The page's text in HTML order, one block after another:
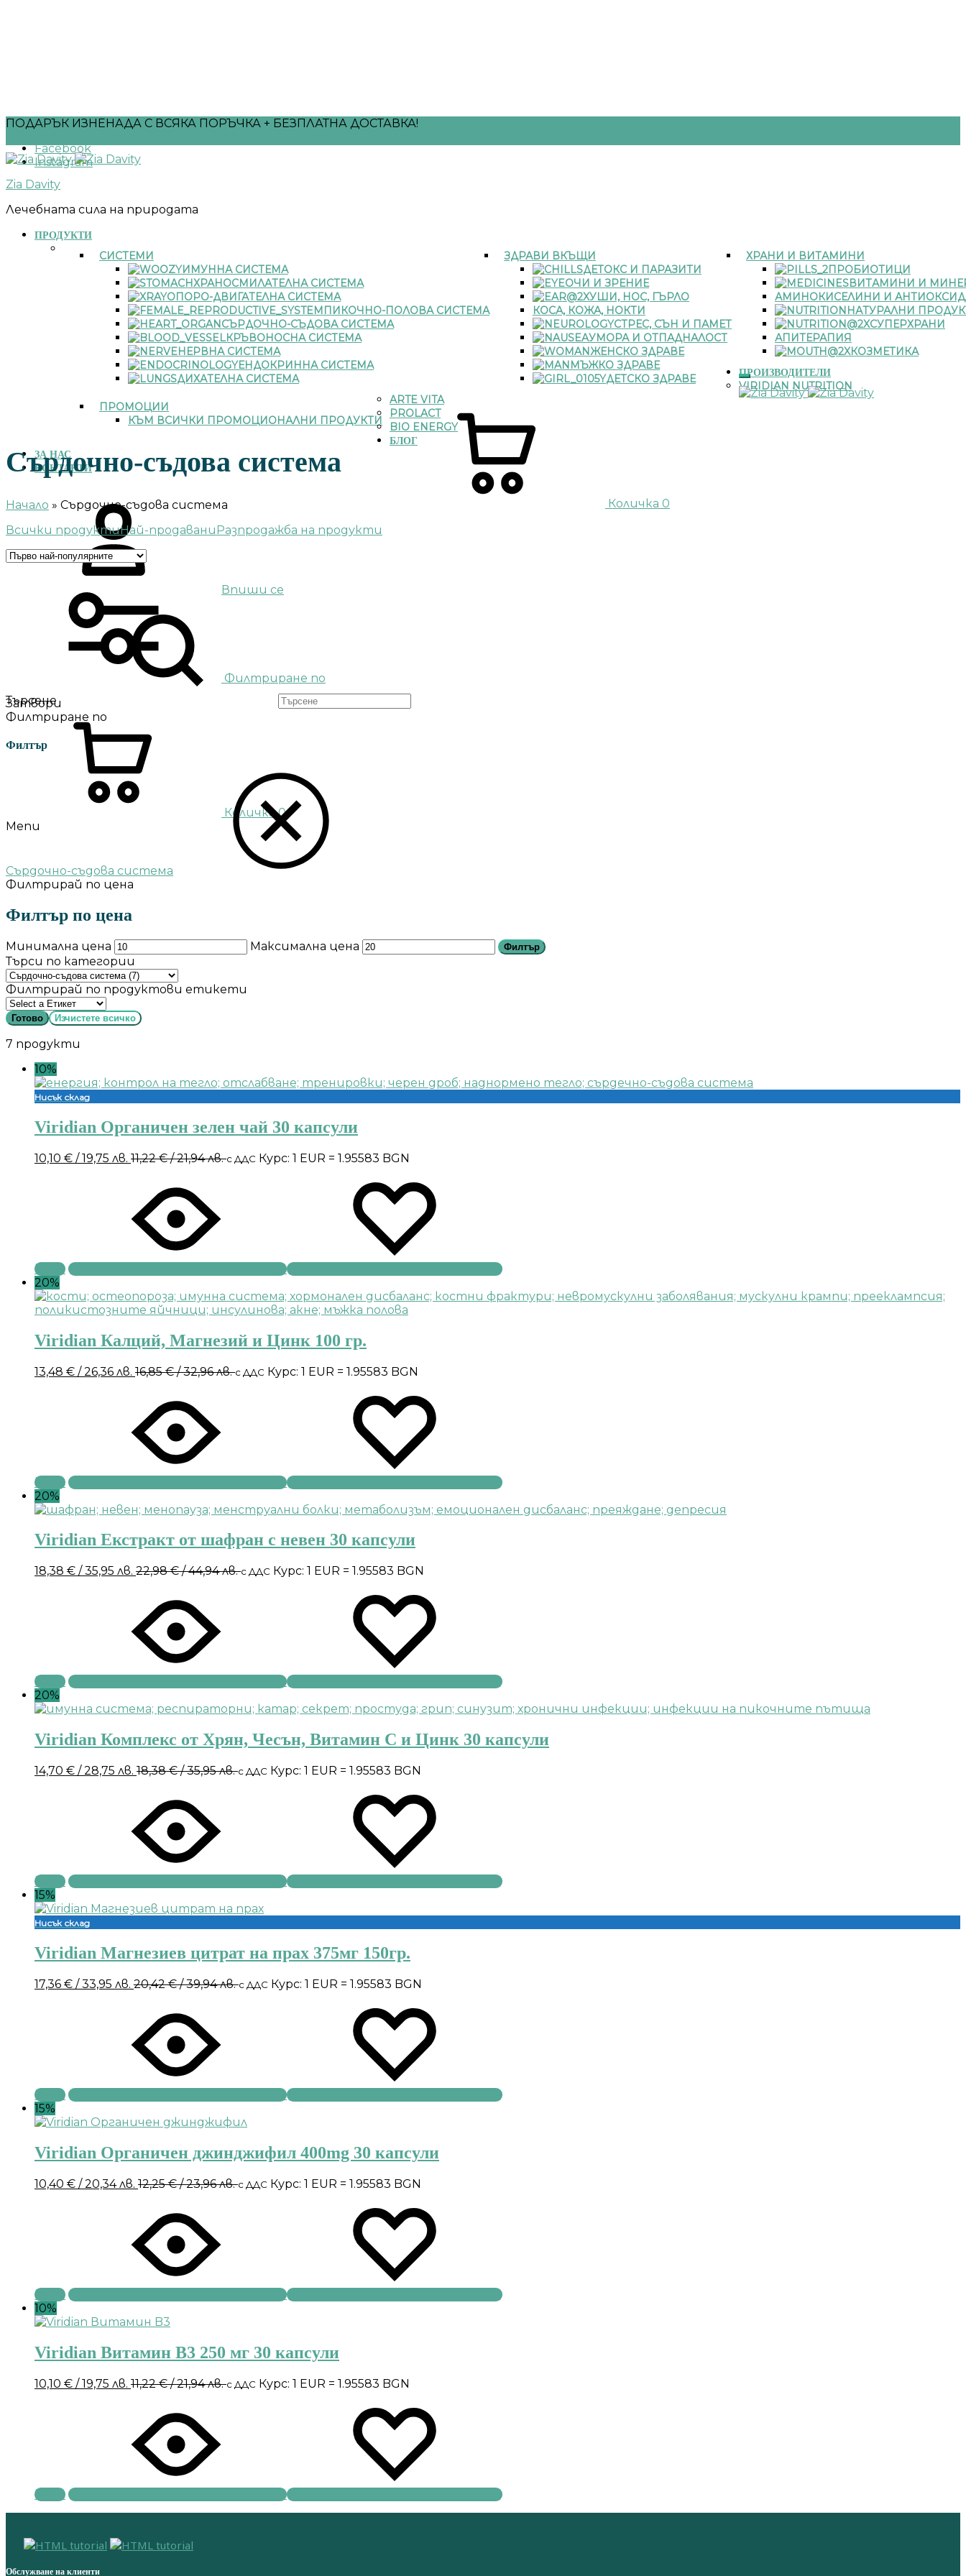
ПОДАРЪК ИЗНЕНАДА С ВСЯКА ПОРЪЧКА + БЕЗПЛАТНА ДОСТАВКА!
Facebook
Instagram
Zia Davity
Лечебната сила на природата
ПРОДУКТИ
СИСТЕМИ
ИМУННА СИСТЕМА
ХРАНОСМИЛАТЕЛНА СИСТЕМА
ОПОРО-ДВИГАТЕЛНА СИСТЕМА
ПИКОЧНО-ПОЛОВА СИСТЕМА
СЪРДОЧНО-СЪДОВА СИСТЕМА
КРЪВОНОСНА СИСТЕМА
НЕРВНА СИСТЕМА
ЕНДОКРИННА СИСТЕМА
ДИХАТЕЛНА СИСТЕМА
ЗДРАВИ ВКЪЩИ
ДЕТОКС И ПАРАЗИТИ
ОЧИ И ЗРЕНИЕ
УШИ, НОС, ГЪРЛО
КОСА, КОЖА, НОКТИ
СТРЕС, СЪН И ПАМЕТ
УМОРА И ОТПАДНАЛОСТ
ЖЕНСКО ЗДРАВЕ
МЪЖКО ЗДРАВЕ
ДЕТСКО ЗДРАВЕ
ХРАНИ И ВИТАМИНИ
ПРОБИОТИЦИ
ВИТАМИНИ И
АМИНОКИСЕЛИНИ И
НАТУРАЛНИ
СУПЕРХРАНИ
АПИТЕРАПИЯ
КОЗМЕТИКА
ПРОМОЦИИ
КЪМ ВСИЧКИ ПРОМОЦИОНАЛНИ ПРОДУКТИ
ПРОИЗВОДИТЕЛИ
VIRIDIAN NUTRITION
ARTE VITA
PROLACT
BIO ENERGY
БЛОГ
ЗА НАС
КОНТАКТИ
Впиши се
Търсене
Количка 0
Menu
Количка 0
Сърдочно-съдова система
Начало » Сърдочно-съдова система
Всички продуктиНай-продаваниРазпродажба на продукти
Филтриране по
Затвори
Филтриране по
Филтър
Сърдочно-съдова система
Филтрирай по цена
Филтър по цена
Минимална цена Максимална цена Филтър
Търси по категории
Филтрирай по продуктови етикети
Готово Изчистете всичко
7 продукти
10%
Нисък склад
Viridian Органичен зелен чай 30 капсули
10,10 € / 19,75 лв. 11,22€/ 21,94 лв.с ДДС Курс: 1 EUR = 1.95583 BGN
Купи
20%
Viridian Калций, Магнезий и Цинк 100 гр.
13,48 € / 26,36 лв. 16,85€/ 32,96 лв.с ДДС Курс: 1 EUR = 1.95583 BGN
Купи
20%
Viridian Екстракт от шафран с невен 30 капсули
18,38 € / 35,95 лв. 22,98€/ 44,94 лв.с ДДС Курс: 1 EUR = 1.95583 BGN
Купи
20%
Viridian Комплекс от Хрян, Чесън, Витамин С и Цинк 30 капсули
14,70 € / 28,75 лв. 18,38€/ 35,95 лв.с ДДС Курс: 1 EUR = 1.95583 BGN
Купи
15%
Нисък склад
Viridian Магнезиев цитрат на прах 375мг 150гр.
17,36 € / 33,95 лв. 20,42€/ 39,94 лв.с ДДС Курс: 1 EUR = 1.95583 BGN
Купи
15%
Viridian Органичен джинджифил 400mg 30 капсули
10,40 € / 20,34 лв. 12,25€/ 23,96 лв.с ДДС Курс: 1 EUR = 1.95583 BGN
Купи
10%
Viridian Витамин B3 250 мг 30 капсули
10,10 € / 19,75 лв. 11,22€/ 21,94 лв.с ДДС Курс: 1 EUR = 1.95583 BGN
Купи
Обслужване на клиенти